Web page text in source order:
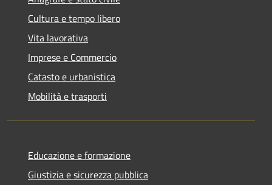
Cultura e tempo libero
Vita lavorativa
Imprese e Commercio
Catasto e urbanistica
Mobilità e trasporti
Educazione e formazione
Giustizia e sicurezza pubblica